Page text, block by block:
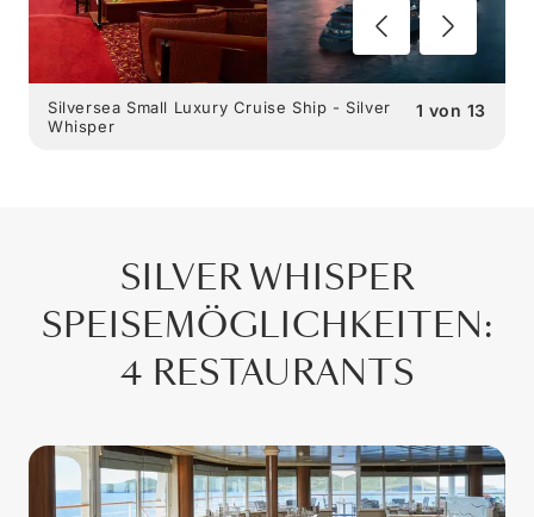
1 von 13
Silversea Small Luxury Cruise Ship - Silver
Whisper
SILVER WHISPER
SPEISEMÖGLICHKEITEN:
4 RESTAURANTS